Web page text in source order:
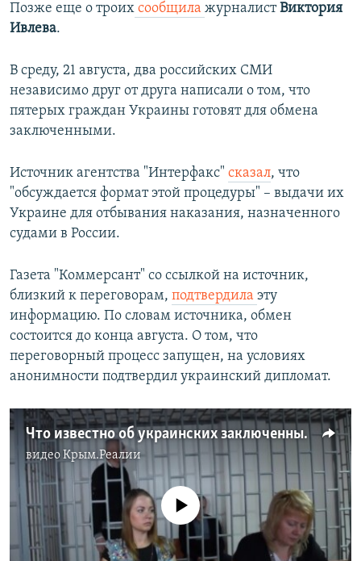
Позже еще о троих сообщила журналистВиктория
Ивлева.
В среду, 21 августа, два российских СМИ
независимо друг от друга написали о том, что
пятерых граждан Украины готовят для обмена
заключенными.
Источник агентства "Интерфакс" сказал, что
"обсуждается формат этой процедуры" – выдачи их
Украине для отбывания наказания, назначенного
судами в России.
Газета "Коммерсант" со ссылкой на источник,
близкий к переговорам, подтвердила эту
информацию. По словам источника, обмен
состоится до конца августа. ​О том, что
переговорный процесс запущен, на условиях
анонимности подтвердил украинский дипломат.
Что известно об украинских заключенных, которых, предположительно, готовят на обмен в России
видеоКрым.Реалии
No media source currently available